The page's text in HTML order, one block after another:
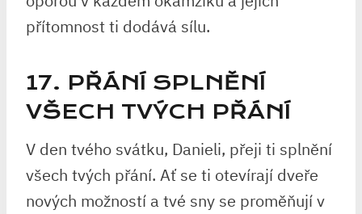
přítomnost ti dodává sílu.
17. PŘÁNÍ SPLNĚNÍ
VŠECH TVÝCH PŘÁNÍ
V den tvého svátku, Danieli, přeji ti splnění
všech tvých přání. Ať se ti otevírají dveře
nových možností a tvé sny se proměňují v